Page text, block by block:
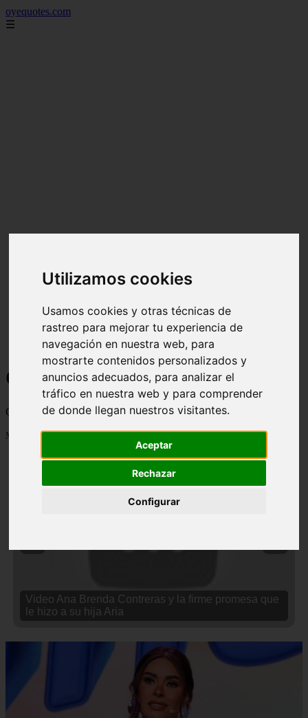
Utilizamos cookies
Usamos cookies y otras técnicas de
rastreo para mejorar tu experiencia de
navegación en nuestra web, para
mostrarte contenidos personalizados y
anuncios adecuados, para analizar el
tráfico en nuestra web y para comprender
de donde llegan nuestros visitantes.
Aceptar
Rechazar
Configurar
oyequotes.com
☰
Curiosidades y Sabias que
Cosas curiosas, curiosidades, noticias impactantes y mucho mas
Mostrando 1 - 24 de 2834 artículos
Video Ana Brenda Contreras y la firme promesa que
le hizo a su hija Aria